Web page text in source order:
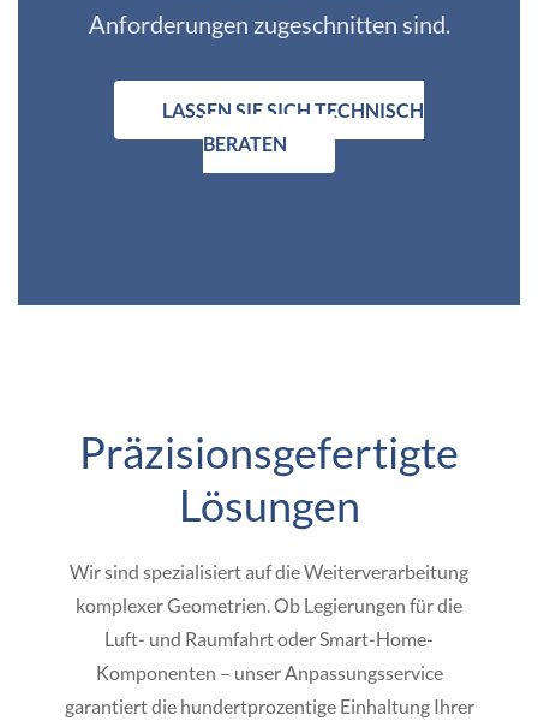
Anforderungen zugeschnitten sind.
LASSEN SIE SICH TECHNISCH
BERATEN
Präzisionsgefertigte
Lösungen
Wir sind spezialisiert auf die Weiterverarbeitung
komplexer Geometrien. Ob Legierungen für die
Luft- und Raumfahrt oder Smart-Home-
Komponenten – unser Anpassungsservice
garantiert die hundertprozentige Einhaltung Ihrer